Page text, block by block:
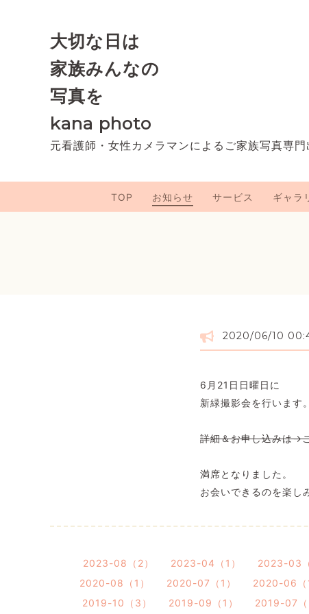
大切な日は
家族みんなの
写真を
kana photo
元看護師・女性カメラマンによるご家族写真専
TOP お知らせ サービス ギャラ
2020/06/10
6月21日日曜日に
新緑撮影会を行います。
詳細＆お申し込みは→
満席となりました。
お会いできるのを楽し
2023-08（2） 2023-04（1） 2023-03（
2020-08（1）
2020-07（1） 2020-06（1
2019-10（3）
2019-09（1） 2019-07（